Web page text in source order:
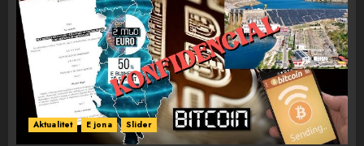
Aktualitet E jona Slider